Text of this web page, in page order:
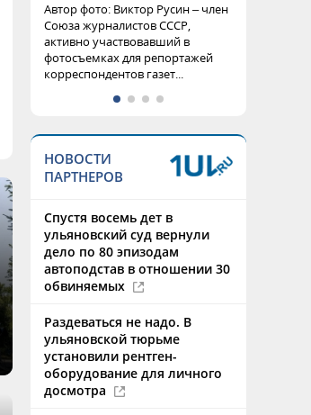
Автор фото: Виктор Русин – член
Союза журналистов СССР,
активно участвовавший в
фотосъемках для репортажей
корреспондентов газет...
НОВОСТИ
ПАРТНЕРОВ
Спустя восемь дет в
ульяновский суд вернули
дело по 80 эпизодам
автоподстав в отношении 30
обвиняемых
Раздеваться не надо. В
ульяновской тюрьме
установили рентген-
оборудование для личного
досмотра